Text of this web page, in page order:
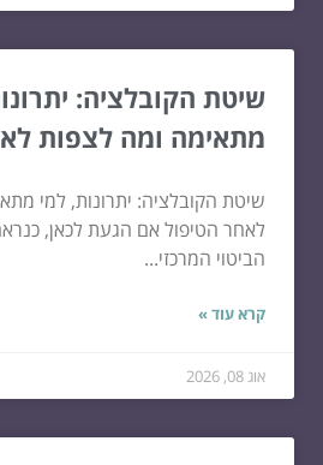
שיטת הקובלציה:
מתאימה ומה לצפות
שיטת הקובלציה: יתרונות, למי
לאחר הטיפול אם הגעת לכאן,
הביטוי המרכזי...
קרא עוד »
אוג 08, 2026